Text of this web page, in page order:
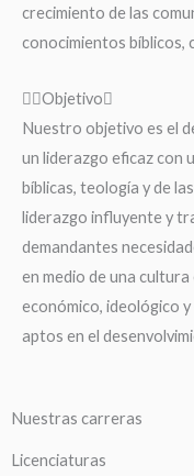
crecimiento de las
conocimientos bíblicos,
Objetivo
Nuestro objetivo es el
un liderazgo eficaz con
bíblicas, teología y de
liderazgo influyente y
demandantes
en medio de una
económico, ideológico
aptos en el
Nuestras carreras
Licenciaturas